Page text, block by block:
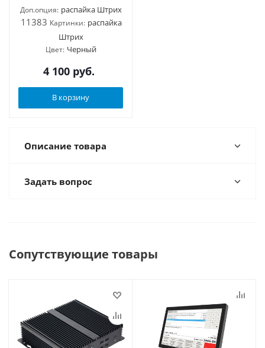
Доп.опция: распайка Штрих
11383 Картинки: распайка
Штрих
Цвет: Черный
4 100 руб.
В корзину
Описание товара
Задать вопрос
Сопутствующие товары